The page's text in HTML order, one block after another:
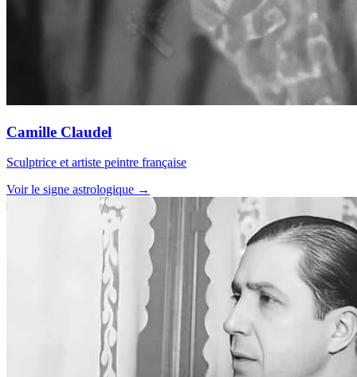
Camille Claudel
Sculptrice et artiste peintre française
Voir le signe astrologique →